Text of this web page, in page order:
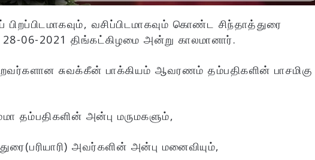
வசிப்பிடமாகவும் கொண்ட சிந்தாத்துரை
06-2021 திங்கட்கிழமை அன்று காலமானார்.
சுவக்கீன் பாக்கியம் ஆவரணம் தம்பதிகளின் பாசமிகு
தம்பதிகளின் அன்பு மருமகளும்,
அவர்களின் அன்பு மனைவியும்,